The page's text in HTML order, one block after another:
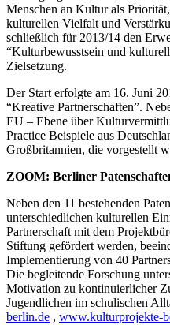
Menschen an Kultur als
kulturellen Vielfalt und
schließlich für 2013/14 den
“Kulturbewusstsein und
Zielsetzung.
Der Start erfolgte am 16. Juni
“Kreative Partnerschaften”.
EU – Ebene über
Practice Beispiele aus
Großbritannien, die vorgestellt
ZOOM: Berliner
Neben den 11 bestehenden
unterschiedlichen kulturellen
Partnerschaft mit dem
Stiftung gefördert werden,
Implementierung von 40
Die begleitende Forschung
Motivation zu kontinuierlicher
Jugendlichen im schulischen
berlin.de , www.kulturprojekte-